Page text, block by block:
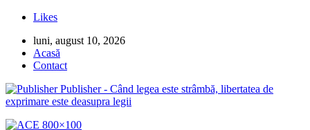
Likes
luni, august 10, 2026
Acasă
Contact
Publisher - Când legea este strâmbă, libertatea de
exprimare este deasupra legii